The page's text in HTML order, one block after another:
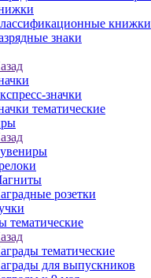
книжки
знаки
значки
тематические
розетки
тематические
тематические
для выпускников